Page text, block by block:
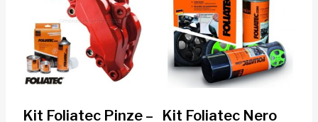
Kit Foliatec Pinze –
Kit Foliatec Nero